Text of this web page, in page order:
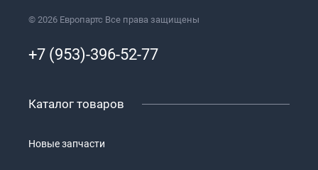
© 2026 Европартс Все права защищены
+7 (953)-396-52-77
Каталог товаров
Новые запчасти